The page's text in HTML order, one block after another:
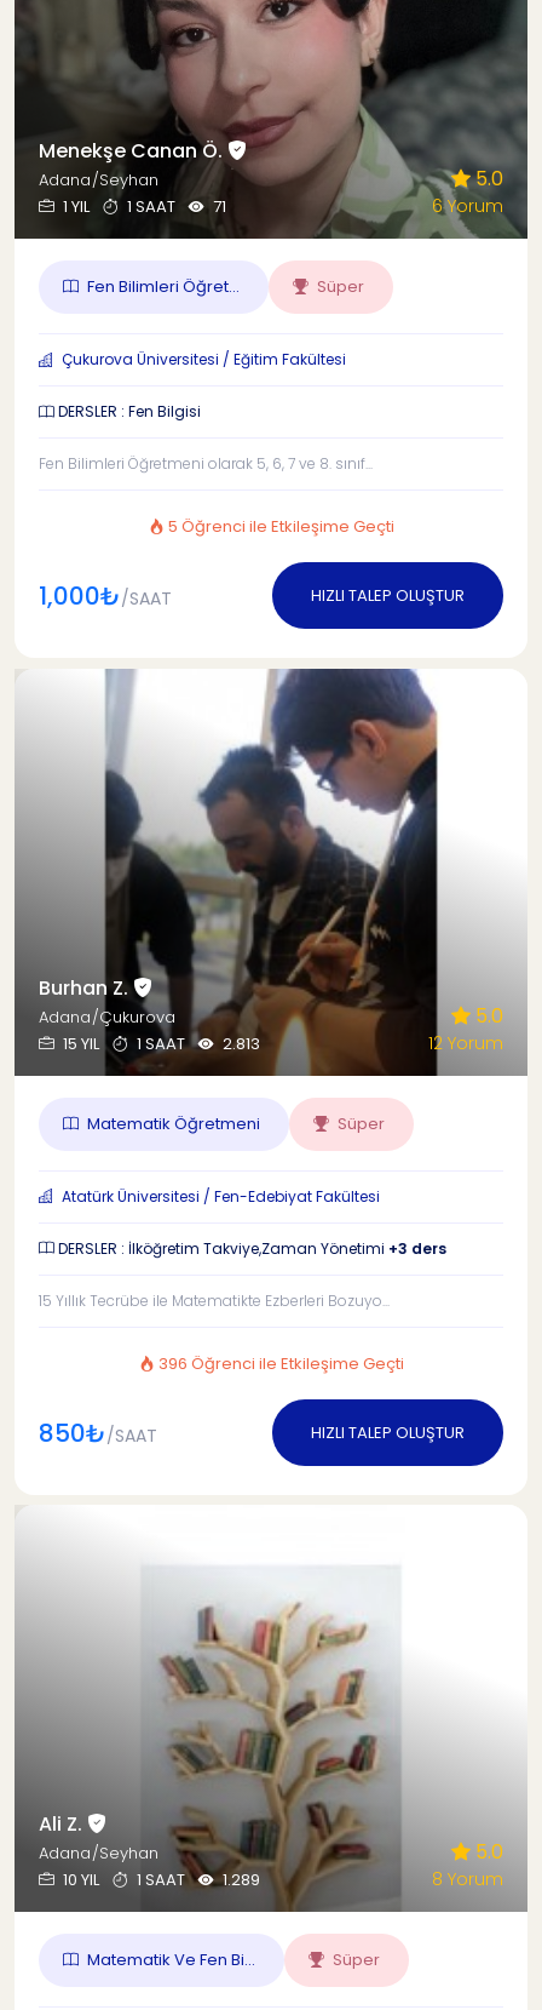
Menekşe Canan Ö.
Adana/Seyhan
1 YIL
1 SAAT 71
5.0
6 Yorum
Fen Bilimleri Öğret... Süper
Çukurova Üniversitesi / Eğitim Fakültesi
DERSLER : Fen Bilgisi
Fen Bilimleri Öğretmeni olarak 5, 6, 7 ve 8. sınıf...
5 Öğrenci ile Etkileşime Geçti
1,000₺/SAAT HIZLI TALEP OLUŞTUR
Burhan Z.
Adana/Çukurova
15 YIL
1 SAAT 2.813
5.0
12 Yorum
Matematik Öğretmeni Süper
Atatürk Üniversitesi / Fen-Edebiyat Fakültesi
DERSLER : İlköğretim Takviye,Zaman Yönetimi +3 ders
15 Yıllık Tecrübe ile Matematikte Ezberleri Bozuyo...
396 Öğrenci ile Etkileşime Geçti
850₺/SAAT HIZLI TALEP OLUŞTUR
Ali Z.
Adana/Seyhan
10 YIL
1 SAAT 1.289
5.0
8 Yorum
Matematik Ve Fen Bi... Süper